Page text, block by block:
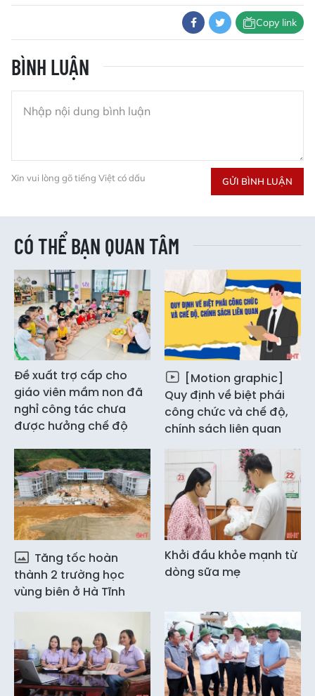
Copy link
BÌNH LUẬN
Xin vui lòng gõ tiếng Việt có dấu GỬI BÌNH LUẬN
CÓ THỂ BẠN QUAN TÂM
Đề xuất trợ cấp cho
giáo viên mầm non đã
nghỉ công tác chưa
được hưởng chế độ
[Motion graphic]
Quy định về biệt phái
công chức và chế độ,
chính sách liên quan
Tăng tốc hoàn
thành 2 trường học
vùng biên ở Hà Tĩnh
Khởi đầu khỏe mạnh từ
dòng sữa mẹ